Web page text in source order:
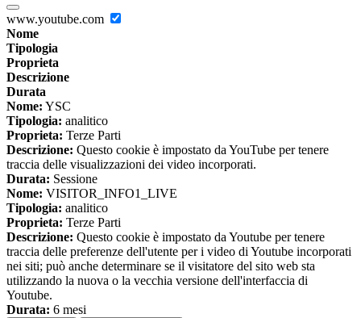
www.youtube.com
Nome
Tipologia
Proprieta
Descrizione
Durata
Nome: YSC
Tipologia: analitico
Proprieta: Terze Parti
Descrizione: Questo cookie è impostato da YouTube per tenere
traccia delle visualizzazioni dei video incorporati.
Durata: Sessione
Nome: VISITOR_INFO1_LIVE
Tipologia: analitico
Proprieta: Terze Parti
Descrizione: Questo cookie è impostato da Youtube per tenere
traccia delle preferenze dell'utente per i video di Youtube incorporati
nei siti; può anche determinare se il visitatore del sito web sta
utilizzando la nuova o la vecchia versione dell'interfaccia di
Youtube.
Durata: 6 mesi